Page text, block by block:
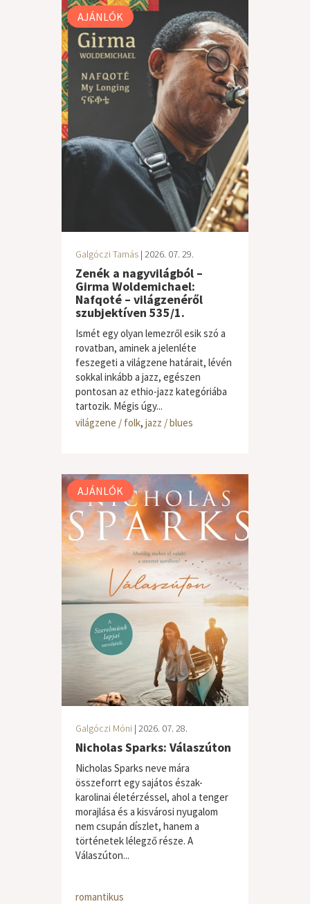
AJÁNLÓK
Galgóczi Tamás | 2026. 07. 29.
Zenék a nagyvilágból –
Girma Woldemichael:
Nafqoté – világzenéről
szubjektíven 535/1.
Ismét egy olyan lemezről esik szó a
rovatban, aminek a jelenléte
feszegeti a világzene határait, lévén
sokkal inkább a jazz, egészen
pontosan az ethio-jazz kategóriába
tartozik. Mégis úgy...
világzene / folk, jazz / blues
AJÁNLÓK
Galgóczi Móni | 2026. 07. 28.
Nicholas Sparks: Válaszúton
Nicholas Sparks neve mára
összeforrt egy sajátos észak-
karolinai életérzéssel, ahol a tenger
morajlása és a kisvárosi nyugalom
nem csupán díszlet, hanem a
történetek lélegző része. A
Válaszúton...
romantikus